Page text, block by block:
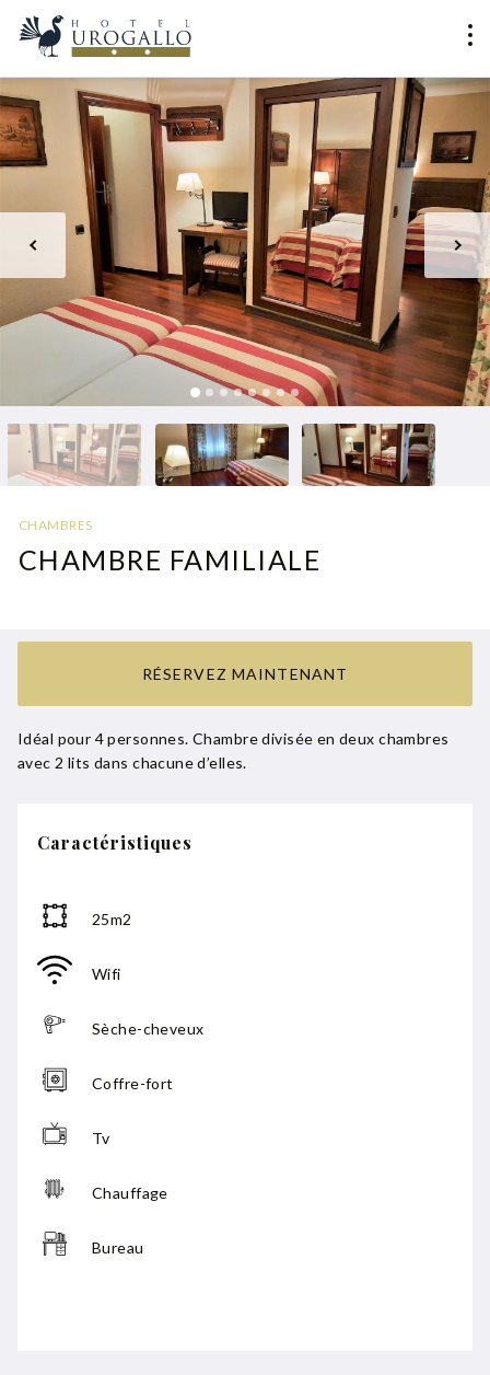
CHAMBRES
CHAMBRE FAMILIALE
RÉSERVEZ MAINTENANT
Idéal pour 4 personnes. Chambre divisée en deux chambres
avec 2 lits dans chacune d’elles.
Caractéristiques
25m2
Wifi
Sèche-cheveux
Coffre-fort
Tv
Chauffage
Bureau